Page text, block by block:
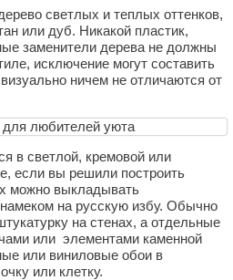
светлых и теплых оттенков,
или дуб. Никакой пластик,
заменители дерева не должны
исключение могут составить
ничем не отличаются от
в светлой, кремовой или
если вы решили построить
можно выкладывать
на русскую избу. Обычно
на стенах, а отдельные
или элементами каменной
или виниловые обои в
или клетку.